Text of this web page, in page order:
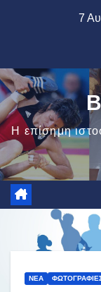
7
Η επίσημη
ΝΈΑ